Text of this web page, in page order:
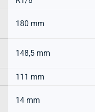
180 mm
148,5 mm
111 mm
14 mm